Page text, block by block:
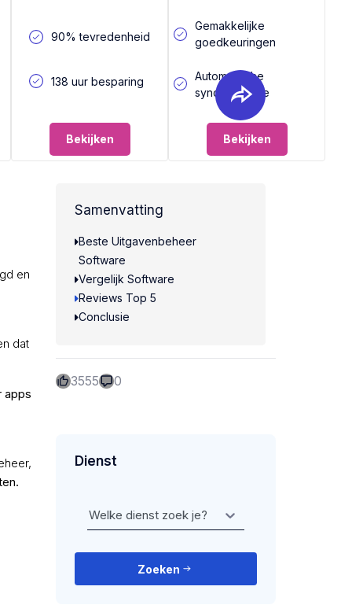
90% tevredenheid
138 uur besparing
Bekijken
Gemakkelijke
goedkeuringen
Automatische
synchronisatie
Bekijken
en
dat
apps
Samenvatting
Beste Uitgavenbeheer
Software
Vergelijk Software
Reviews Top 5
Conclusie
3555 0
Dienst
Welke dienst zoek je?
Zoeken